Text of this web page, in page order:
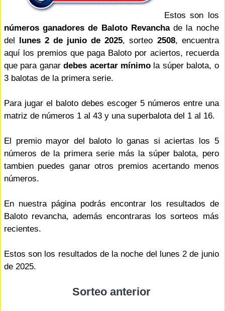
Estos son los
números ganadores de Baloto Revanchade la noche
del lunes 2 de junio de 2025, sorteo 2508, encuentra
aquí los premios que paga Baloto por aciertos, recuerda
que para ganardebes acertar mínimo la súper balota, o
3 balotas de la primera serie.
Para jugar el baloto debes escoger 5 números entre una
matriz de números 1 al 43 y una superbalota del 1 al 16.
El premio mayor del baloto lo ganas si aciertas los 5
números de la primera serie más la súper balota, pero
tambien puedes ganar otros premios acertando menos
números.
En nuestra página podrás encontrar los resultados de
Baloto revancha, además encontraras los sorteos más
recientes.
Estos son los resultados de la noche del lunes 2 de junio
de 2025.
Sorteo anterior